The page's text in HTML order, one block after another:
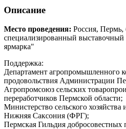
Описание
Место проведения: Россия, Пермь,
специализированный
ярмарка"
Поддержка:
Департамент агропромышленного
продовольствия Администрации
Агропромсоюз сельских
переработчиков Пермской области;
Министерство сельского хозяйства
Нижняя Саксония (ФРГ);
Пермская Гильдия добросовестных